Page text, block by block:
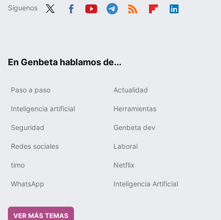
Síguenos
En Genbeta hablamos de...
Paso a paso Actualidad
Inteligencia artificial Herramientas
Seguridad Genbeta dev
Redes sociales Laboral
timo Netflix
WhatsApp Inteligencia Artificial
VER MÁS TEMAS